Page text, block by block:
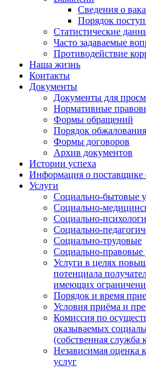
Сведения о
Порядок
Статистические
Часто задаваемые
Противодействие
Наша жизнь
Контакты
Документы
Документы для
Нормативные
Формы обращений
Порядок обжалования
Формы договоров
Архив документов
Истории успеха
Информация о поставщике
Услуги
Социально-бытовые
Социально-
Социально-
Социально-
Социально-трудовые
Социально-правовые
Услуги в целях
потенциала
имеющих
Порядок и время
Условия приёма и
Комиссия по
оказываемых
(собственная служба
Независимая оценка
услуг